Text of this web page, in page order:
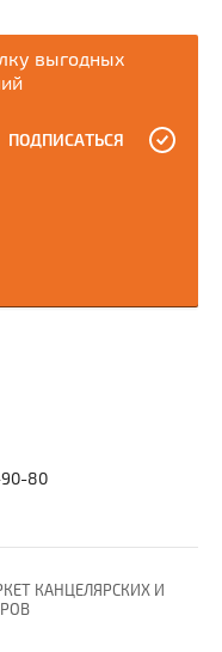
выгодных
ПОДПИСАТЬСЯ
80
КАНЦЕЛЯРСКИХ И